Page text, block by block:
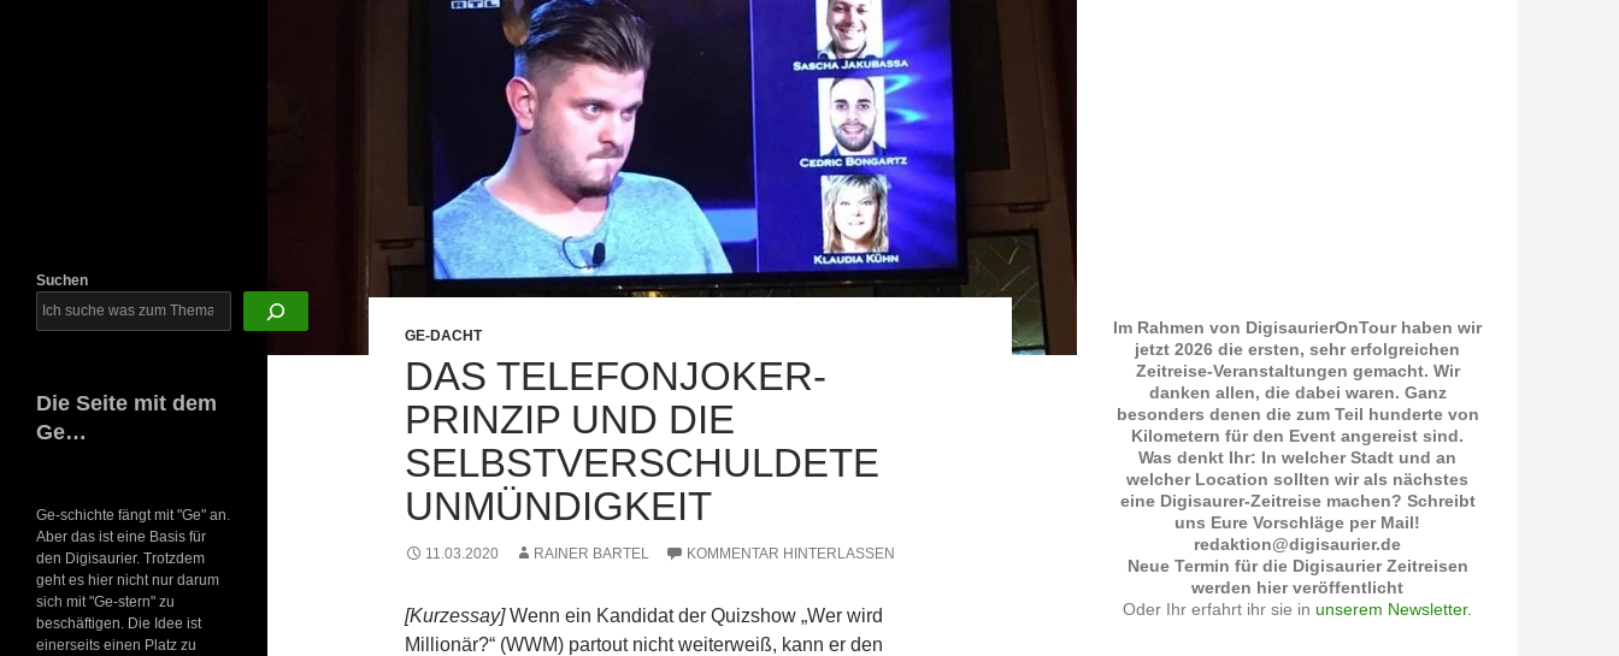
GE-DACHT
DAS TELEFONJOKER-
PRINZIP UND DIE
SELBSTVERSCHULDETE
UNMÜNDIGKEIT
11.03.2020 RAINER BARTEL KOMMENTAR HINTERLASSEN
[Kurzessay]Wenn ein Kandidat der Quizshow „Wer wird
Millionär?“ (WWM) partout nicht weiterweiß, kann er den
Im Rahmen von DigisaurierOnTour haben wir
jetzt 2026 die ersten, sehr erfolgreichen
Zeitreise-Veranstaltungen gemacht. Wir
danken allen, die dabei waren. Ganz
besonders denen die zum Teil hunderte von
Kilometern für den Event angereist sind.
Was denkt Ihr: In welcher Stadt und an
welcher Location sollten wir als nächstes
eine Digisaurer-Zeitreise machen? Schreibt
uns Eure Vorschläge per Mail!
redaktion@digisaurier.de
Neue Termin für die Digisaurier Zeitreisen
werden hier veröffentlicht
Oder Ihr erfahrt ihr sie in unserem Newsletter.
Suchen
Die Seite mit dem
Ge…
Ge-schichte fängt mit "Ge" an.
Aber das ist eine Basis für
den Digisaurier. Trotzdem
geht es hier nicht nur darum
sich mit "Ge-stern" zu
beschäftigen. Die Idee ist
einerseits einen Platz zu